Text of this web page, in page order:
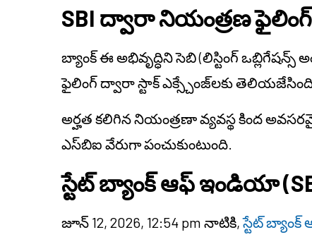
SBI ద్వారా నియంత్రణ ఫైలింగ్
బ్యాంక్ ఈ అభివృద్ధిని సెబి (లిస్టింగ్ ఒబ్లిగేషన్స్
ఫైలింగ్ ద్వారా స్టాక్ ఎక్స్చేంజ్‌లకు
అర్హత కలిగిన నియంత్రణా వ్యవస్థ కింద
ఎస్‌బిఐ వేరుగా పంచుకుంటుంది.
స్టేట్ బ్యాంక్ ఆఫ్ ఇండియా
జూన్ 12, 2026, 12:54 pm నాటికి,స్టేట్